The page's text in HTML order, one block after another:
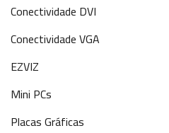
Conectividade DVI
Conectividade VGA
EZVIZ
Mini PCs
Placas Gráficas